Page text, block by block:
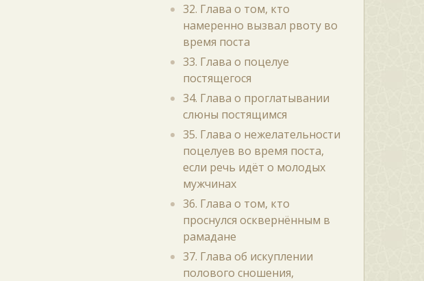
32. Глава о том, кто
намеренно вызвал рвоту во
время поста
33. Глава о поцелуе
постящегося
34. Глава о проглатывании
слюны постящимся
35. Глава о нежелательности
поцелуев во время поста,
если речь идёт о молодых
мужчинах
36. Глава о том, кто
проснулся осквернённым в
рамадане
37. Глава об искуплении
полового сношения,